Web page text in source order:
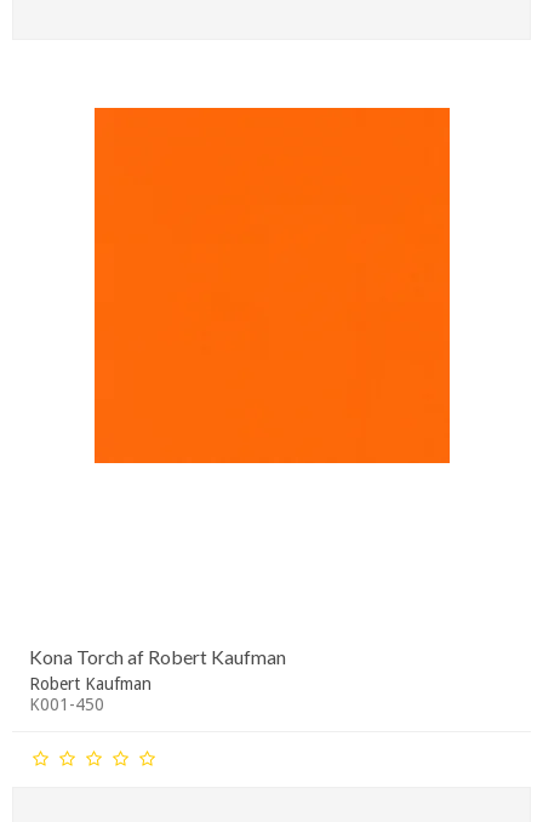
Kona Torch af Robert Kaufman
Robert Kaufman
K001-450